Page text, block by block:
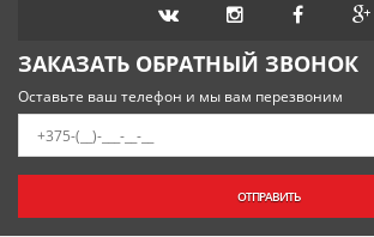
ЗАКАЗАТЬ ОБРАТНЫЙ ЗВОНОК
Оставьте ваш телефон и мы вам перезвоним
ОТПРАВИТЬ